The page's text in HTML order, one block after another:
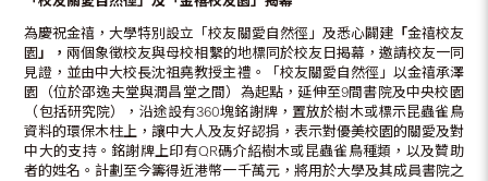
為慶祝金禧，大學特別設立「校友關愛自然徑」及悉心闢建「金禧校友
園」， 兩個象徵校友與母校相繫的地標同於校友日揭幕，邀請校友一同
見證，並由中大校長沈祖堯教授主禮。「校友關愛自然徑」以金禧承澤
園（位於邵逸夫堂與潤昌堂之間）為起點，延伸至9間書院及中央校園
（包括研究院），沿途設有360塊銘謝牌，置放於樹木或標示昆蟲雀鳥
資料的環保木柱上，讓中大人及友好認捐，表示對優美校園的關愛及對
中大的支持。銘謝牌上印有QR碼介紹樹木或昆蟲雀鳥種類，以及贊助
者的姓名。計劃至今籌得近港幣一千萬元，將用於大學及其成員書院之